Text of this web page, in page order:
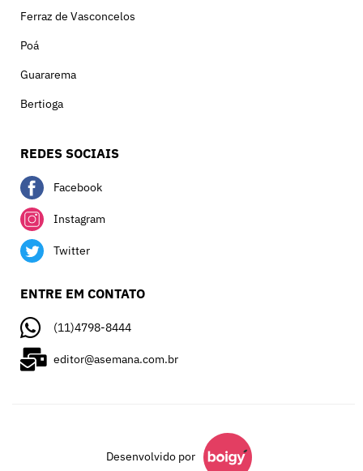
Ferraz de Vasconcelos
Poá
Guararema
Bertioga
REDES SOCIAIS
Facebook
Instagram
Twitter
ENTRE EM CONTATO
(11)4798-8444
editor@asemana.com.br
Desenvolvido por